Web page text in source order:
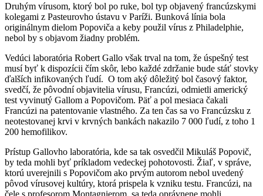
Druhým vírusom, ktorý bol po ruke, bol typ objavený francúzskymi
kolegami z Pasteurovho ústavu v Paríži. Bunková línia bola
originálnym dielom Popoviča a keby použil vírus z Philadelphie,
nebol by s objavom žiadny problém.
Vedúci laboratória Robert Gallo však trval na tom, že úspešný test
musí byť k dispozícii čím skôr, lebo každé zdržanie bude stáť stovky
ďalších infikovaných ľudí. O tom aký dôležitý bol časový faktor,
svedčí, že pôvodní objavitelia vírusu, Francúzi, odmietli americký
test vyvinutý Gallom a Popovičom. Päť a pol mesiaca čakali
Francúzi na patentovanie vlastného. Za ten čas sa vo Francúzsku z
neotestovanej krvi v krvných bankách nakazilo 7 000 ľudí, z toho 1
200 hemofilikov.
Prístup Gallovho laboratória, kde sa tak osvedčil Mikuláš Popovič,
by teda mohli byť príkladom vedeckej pohotovosti. Žiaľ, v správe,
ktorú uverejnili s Popovičom ako prvým autorom nebol uvedený
pôvod vírusovej kultúry, ktorá prispela k vzniku testu. Francúzi, na
čele s profesorom Montagnierom, sa teda oprávnene mohli